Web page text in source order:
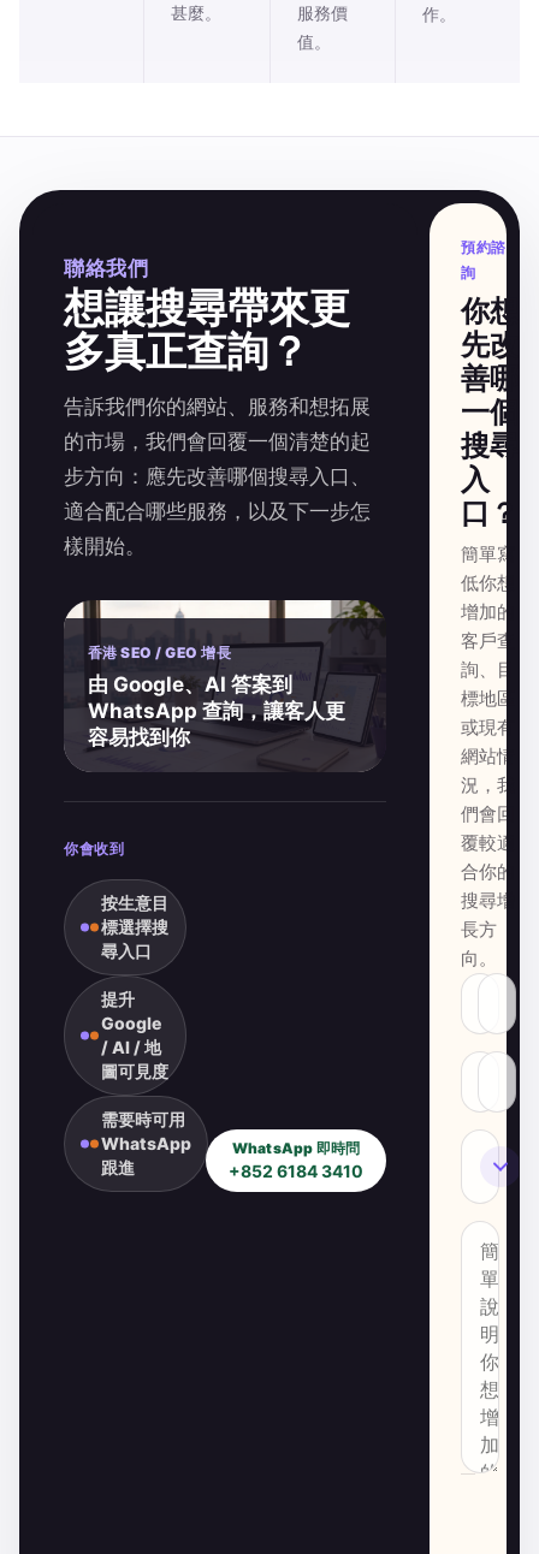
甚麼。
服務價
值。
作。
聯絡我們
想讓搜尋帶來更
多真正查詢？
告訴我們你的網站、服務和想拓展
的市場，我們會回覆一個清楚的起
步方向：應先改善哪個搜尋入口、
適合配合哪些服務，以及下一步怎
樣開始。
香港 SEO / GEO 增長
由 Google、AI 答案到
WhatsApp 查詢，讓客人更
容易找到你
你會收到
按生意目
標選擇搜
尋入口
提升
Google
/ AI / 地
圖可見度
需要時可用
WhatsApp
跟進
WhatsApp 即時問
+852 6184 3410
預約諮
詢
你想
先改
善哪
一個
搜尋
入
口？
簡單寫
低你想
增加的
客戶查
詢、目
標地區
或現有
網站情
況，我
們會回
覆較適
合你的
搜尋增
長方
向。
SEO